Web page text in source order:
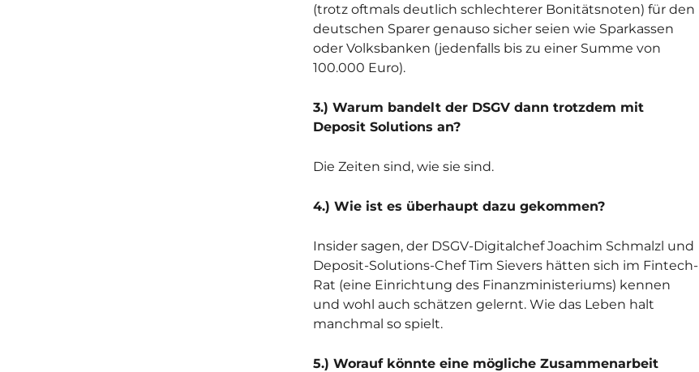
(trotz oftmals deutlich schlechterer Bonitätsnoten) für den
deutschen Sparer genauso sicher seien wie Sparkassen
oder Volksbanken (jedenfalls bis zu einer Summe von
100.000 Euro).
3.) Warum bandelt der DSGV dann trotzdem mit
Deposit Solutions an?
Die Zeiten sind, wie sie sind.
4.) Wie ist es überhaupt dazu gekommen?
Insider sagen, der DSGV-Digitalchef Joachim Schmalzl und
Deposit-Solutions-Chef Tim Sievers hätten sich im Fintech-
Rat (eine Einrichtung des Finanzministeriums) kennen
und wohl auch schätzen gelernt. Wie das Leben halt
manchmal so spielt.
5.) Worauf könnte eine mögliche Zusammenarbeit